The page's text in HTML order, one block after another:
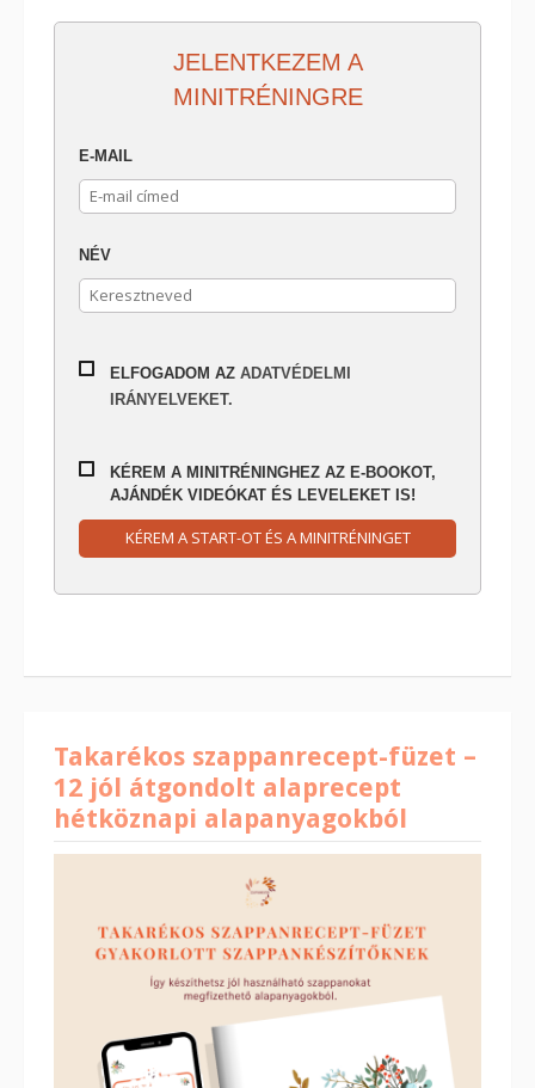
JELENTKEZEM A
MINITRÉNINGRE
E-MAIL
NÉV
ELFOGADOM AZ ADATVÉDELMI
IRÁNYELVEKET.
KÉREM A MINITRÉNINGHEZ AZ E-BOOKOT,
AJÁNDÉK VIDEÓKAT ÉS LEVELEKET IS!
KÉREM A START-OT ÉS A MINITRÉNINGET
Takarékos szappanrecept-füzet –
12 jól átgondolt alaprecept
hétköznapi alapanyagokból